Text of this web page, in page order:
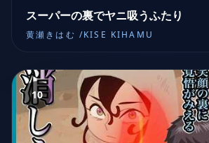
スーパーの裏でヤニ吸うふたり
黄瀬きはむ /KISE KIHAMU
10